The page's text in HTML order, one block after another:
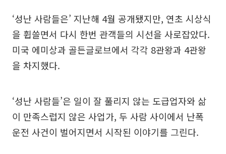
‘성난 사람들은’ 지난해 4월 공개됐지만, 연초 시상식
을 휩쓸면서 다시 한번 관객들의 시선을 사로잡았다.
미국 에미상과 골든글로브에서 각각 8관왕과 4관왕
을 차지했다.
‘성난 사람들’은 일이 잘 풀리지 않는 도급업자와 삶
이 만족스럽지 않은 사업가, 두 사람 사이에서 난폭
운전 사건이 벌어지면서 시작된 이야기를 그린다.